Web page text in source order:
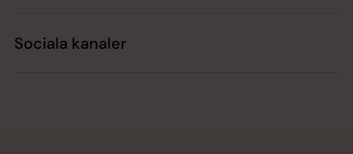
Sociala kanaler